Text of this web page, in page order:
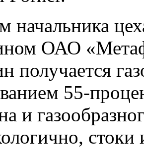
начальника
ОАО
получается
55-
и